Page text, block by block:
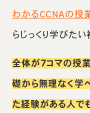
わかるCCNAの授
らじっくり学びた
全体が7コマの授
礎から無理なく学
た経験がある人で